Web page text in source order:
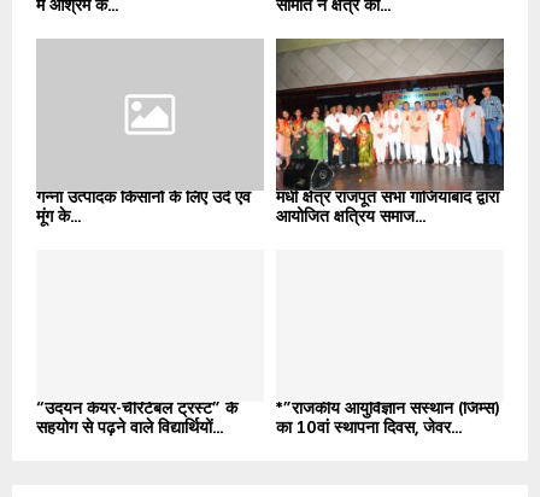
में आश्रम के... समिति ने क्षेत्र की...
गन्ना उत्पादक किसानों के लिए उर्द एवं
मूंग के...
मधी क्षेत्र राजपूत सभा गाजियाबाद द्वारा
आयोजित क्षत्रिय समाज...
“उदयन केयर-चैरिटेबल ट्रस्ट” के
सहयोग से पढ़ने वाले विद्यार्थियों...
*”राजकीय आयुर्विज्ञान संस्थान (जिम्स)
का 10वां स्थापना दिवस, जेवर...